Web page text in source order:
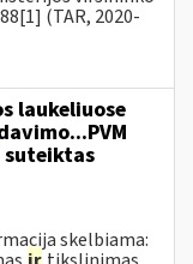
(TAR, 2020-
laukeliuose
suteiktas
skelbiama: